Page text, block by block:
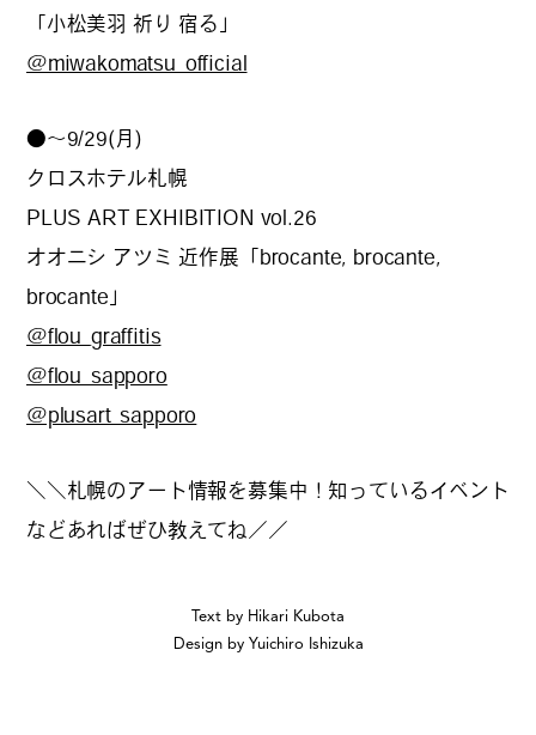
# ボクと麺
#職人の手仕事に触れる
#やっぱり○○が好き
#イベント
#ランチ
「小松美羽 祈り 宿る」
@miwakomatsu_official
●～9/29(月)
クロスホテル札幌
PLUS ART EXHIBITION vol.26
オオニシ アツミ 近作展「brocante, brocante,
brocante」
@flou_graffitis
@flou_sapporo
@plusart_sapporo
＼＼札幌のアート情報を募集中！知っているイベント
などあればぜひ教えてね／／
Text by Hikari Kubota
Design by Yuichiro Ishizuka